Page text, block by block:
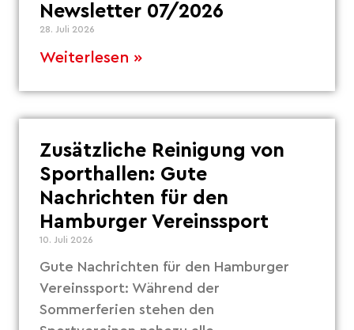
Newsletter 07/2026
28. Juli 2026
Weiterlesen »
Zusätzliche Reinigung von
Sporthallen: Gute
Nachrichten für den
Hamburger Vereinssport
10. Juli 2026
Gute Nachrichten für den Hamburger
Vereinssport: Während der
Sommerferien stehen den